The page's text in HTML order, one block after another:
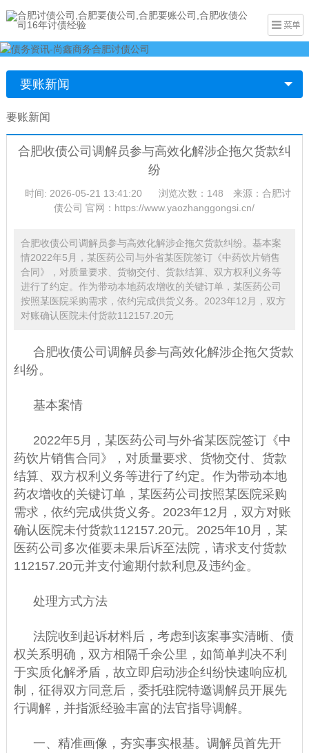
要账新闻
要账新闻
合肥收债公司调解员参与高效化解涉企拖欠货款纠
纷
时间: 2026-05-21 13:41:20 浏览次数：148
来源：合肥讨
债公司 官网：https://www.yaozhanggongsi.cn/
合肥收债公司调解员参与高效化解涉企拖欠货款纠纷。基本案
情2022年5月，某医药公司与外省某医院签订《中药饮片销售
合同》，对质量要求、货物交付、货款结算、双方权利义务等
进行了约定。作为带动本地药农增收的关键订单，某医药公司
按照某医院采购需求，依约完成供货义务。2023年12月，双方
对账确认医院未付货款112157.20元
合肥收债公司 调解员参与高效化解涉企拖欠货款
纠纷。
基本案情
2022年5月，某医药公司与外省某医院签订《中
药饮片销售合同》，对质量要求、货物交付、货款
结算、双方权利义务等进行了约定。作为带动本地
药农增收的关键订单，某医药公司按照某医院采购
需求，依约完成供货义务。2023年12月，双方对账
确认医院未付货款112157.20元。2025年10月，某
医药公司多次催要未果后诉至法院，请求支付货款
112157.20元并支付逾期付款利息及违约金。
处理方式方法
法院收到起诉材料后，考虑到该案事实清晰、债
权关系明确，双方相隔千余公里，如简单判决不利
于实质化解矛盾，故立即启动涉企纠纷快速响应机
制，征得双方同意后，委托驻院特邀调解员开展先
行调解，并指派经验丰富的法官指导调解。
一、精准画像，夯实事实根基。调解员首先开